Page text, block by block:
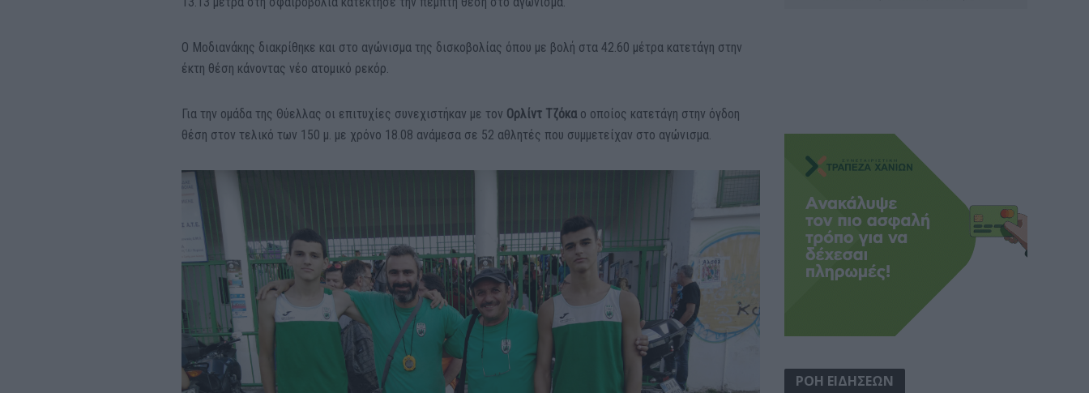
Ο Μοδιανάκης διακρίθηκε και στο αγώνισμα της δισκοβολίας όπου με βολή στα 42.60 μέτρα κατετάγη στην
έκτη θέση κάνοντας νέο ατομικό ρεκόρ.
Για την ομάδα της Θύελλας οι επιτυχίες συνεχιστήκαν με τον Ορλίντ Τζόκα ο οποίος κατετάγη στην όγδοη
θέση στον τελικό των 150 μ. με χρόνο 18.08 ανάμεσα σε 52 αθλητές που συμμετείχαν στο αγώνισμα.
ΡΟΗ ΕΙΔΗΣΕΩΝ